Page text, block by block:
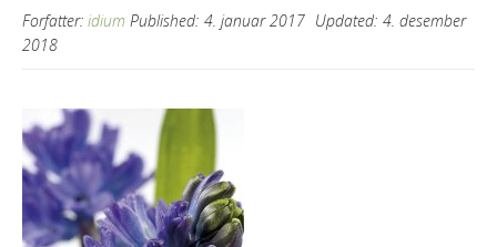
Forfatter: idium Published: 4. januar 2017 Updated: 4. desember
2018